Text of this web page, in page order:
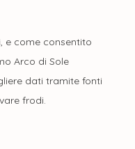
e come consentito
Arco di Sole
dati tramite fonti
frodi.